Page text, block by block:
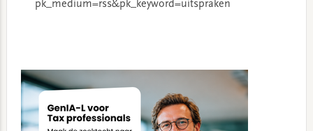
pk_medium=rss&pk_keyword=uitspraken
Sidebar